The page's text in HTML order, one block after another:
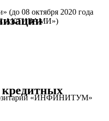
(до 08 октября 2020 года
АКТИВАМИ»)
«ИНФИНИТУМ»